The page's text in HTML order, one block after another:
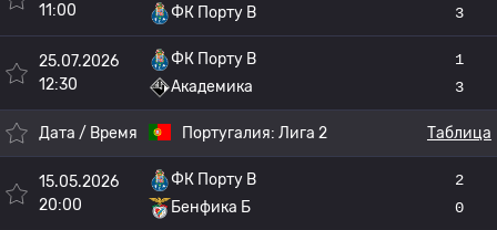
11:00
ФК Порту B
3
25.07.2026
12:30
ФК Порту B
Академика
1
3
Дата / Время Португалия: Лига 2 Таблица
15.05.2026
20:00
ФК Порту B
Бенфика Б
2
0